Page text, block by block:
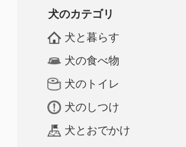
犬のカテゴリ
犬と暮らす
犬の食べ物
犬のトイレ
犬のしつけ
犬とおでかけ